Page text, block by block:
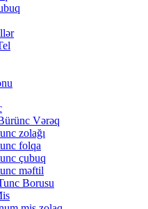
Vərəq
zolağı
folqa
çubuq
məftil
Borusu